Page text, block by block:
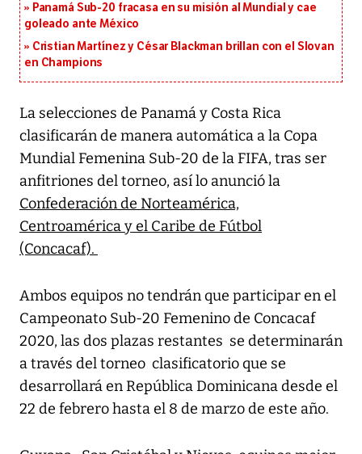
Panamá Sub-20 fracasa en su misión al Mundial y cae
goleado ante México
Cristian Martínez y César Blackman brillan con el Slovan
en Champions
La selecciones de Panamá y Costa Rica
clasificarán de manera automática a la Copa
Mundial Femenina Sub-20 de la FIFA, tras ser
anfitriones del torneo, así lo anunció la
Confederación de Norteamérica,
Centroamérica y el Caribe de Fútbol
(Concacaf).
Ambos equipos no tendrán que participar en el
Campeonato Sub-20 Femenino de Concacaf
2020, las dos plazas restantes se determinarán
a través del torneo clasificatorio que se
desarrollará en República Dominicana desde el
22 de febrero hasta el 8 de marzo de este año.